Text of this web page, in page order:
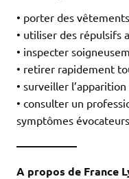
• porter des
• utiliser des répulsifs
• inspecter
• retirer rapidement
• surveiller
• consulter un
symptômes
—————–
A propos de France